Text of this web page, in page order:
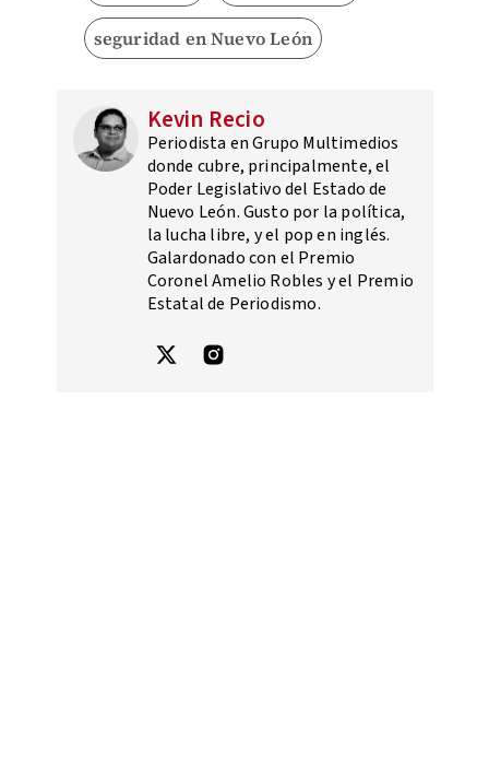
seguridad en Nuevo León
Kevin Recio
Periodista en Grupo Multimedios
donde cubre, principalmente, el
Poder Legislativo del Estado de
Nuevo León. Gusto por la política,
la lucha libre, y el pop en inglés.
Galardonado con el Premio
Coronel Amelio Robles y el Premio
Estatal de Periodismo.